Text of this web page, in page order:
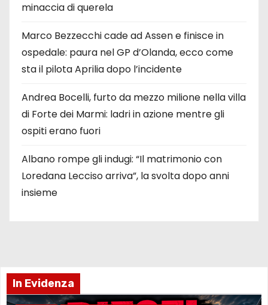
minaccia di querela
Marco Bezzecchi cade ad Assen e finisce in
ospedale: paura nel GP d’Olanda, ecco come
sta il pilota Aprilia dopo l’incidente
Andrea Bocelli, furto da mezzo milione nella villa
di Forte dei Marmi: ladri in azione mentre gli
ospiti erano fuori
Albano rompe gli indugi: “Il matrimonio con
Loredana Lecciso arriva”, la svolta dopo anni
insieme
In Evidenza